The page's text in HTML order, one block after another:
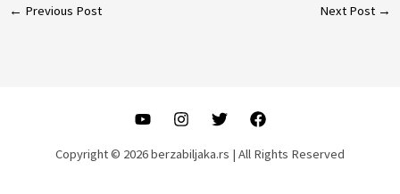
Post
← Previous Post Next Post →
Copyright © 2026 berzabiljaka.rs | All Rights Reserved